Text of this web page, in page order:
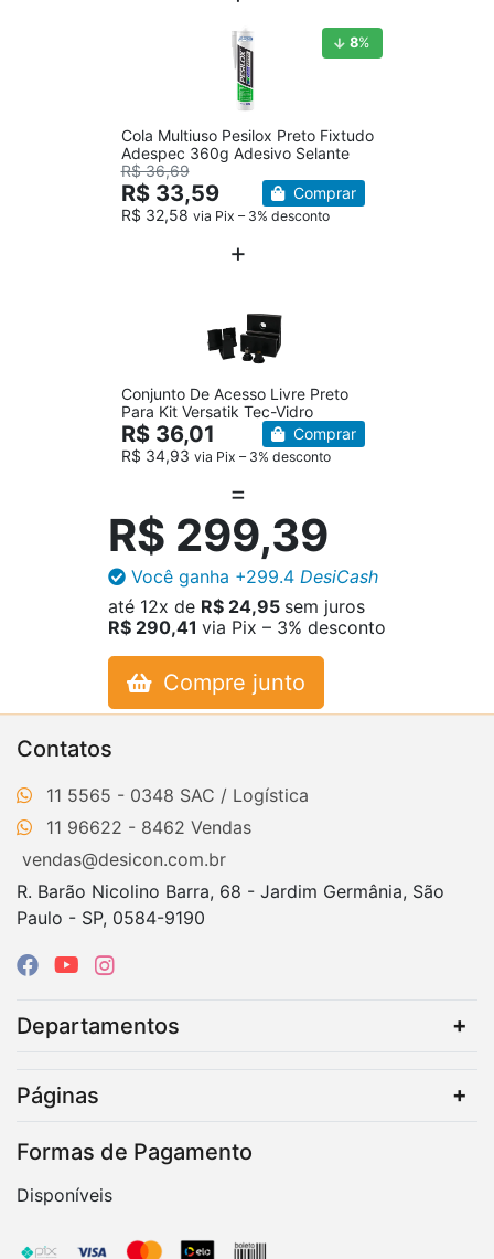
8%
Cola Multiuso Pesilox Preto Fixtudo
Adespec 360g Adesivo Selante
R$ 36,69
R$ 33,59
R$ 32,58 via Pix – 3% desconto
Comprar
Conjunto De Acesso Livre Preto
Para Kit Versatik Tec-Vidro
R$ 36,01
R$ 34,93 via Pix – 3% desconto
Comprar
R$ 299,39
Você ganha +299.4 DesiCash
até 12x de R$ 24,95 sem juros
R$ 290,41 via Pix – 3% desconto
Compre junto
Contatos
11 5565 - 0348
11 96622 - 8462
vendas@desicon.com.br
R. Barão Nicolino Barra, 68 - Jardim Germânia, São
Paulo - SP, 0584-9190
Departamentos
Páginas
Formas de Pagamento
Disponíveis